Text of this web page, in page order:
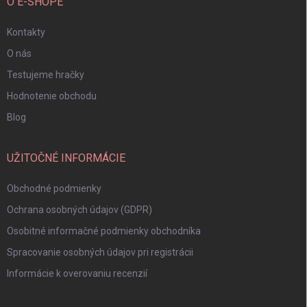
Kontakty
O nás
Testujeme hračky
Hodnotenie obchodu
Blog
UŽITOČNÉ INFORMÁCIE
Obchodné podmienky
Ochrana osobných údajov (GDPR)
Osobitné informačné podmienky obchodníka
Spracovanie osobných údajov pri registrácii
Informácie k overovaniu recenzií